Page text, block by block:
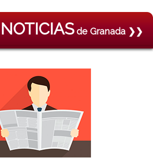
NOTICIASde Granada ❯❯